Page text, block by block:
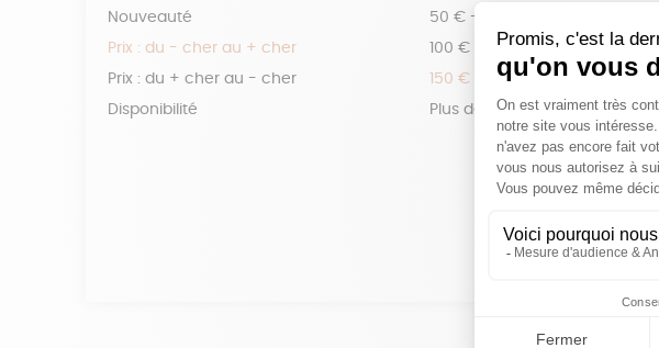
Nouveauté
Prix : du - cher au + cher
Prix : du + cher au - cher
Disponibilité
50 € - 100 €
100 € - 150 €
150 € - 200 €
Plus de 200€